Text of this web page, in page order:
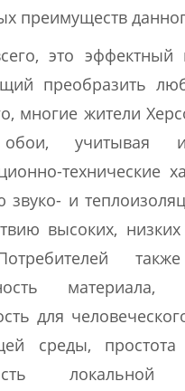
преимуществ
это
преобразить
многие жители
учитывая
технические
звуко- и
высоких,
для
среды,
локальной